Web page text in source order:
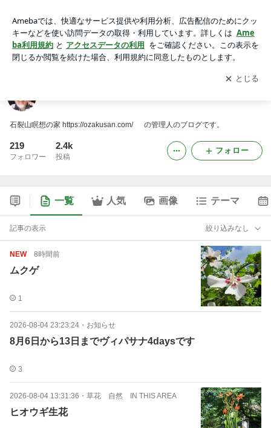
アプリをダウンロードして ブログの更新通知
を受け取りまし
ょう。
開く
石裂山瞑想の家 https://ozakusan.com/ の管理人のブログです。
219
フォロワー
2.4k
投稿
フォロー
一覧 人気 画像 テーマ
記事の表示 絞り込みなし
NEW 8時間前
ムクゲ
1
2026-08-04 23:23:24 ・ お知らせ
8月6日から13日までヴィパサナ4daysです
3
2026-08-04 13:31:36 ・ 草花 自然 IN THIS AREA
ヒオウギ生花